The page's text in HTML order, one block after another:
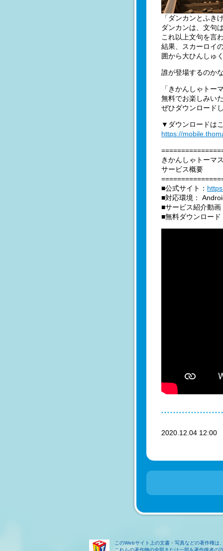
「ダンカンとふき
ダンカンは、文句
これ以上文句を言
結果、スカーロイ
囲から大ひんしゅ
誰が登場するのか
「きかんしゃトー
無料でお楽しみい
ぜひダウンロード
▼ダウンロードは
https://
きかんしゃトーマ
サービス概要
■公式サイト：
■対応環境：
■サービス紹介動画
■無料ダウンロー
2020.12.04
このWebサイト上の文書・写真などの著作権
これらの著作物の全部または一部を著作権者の